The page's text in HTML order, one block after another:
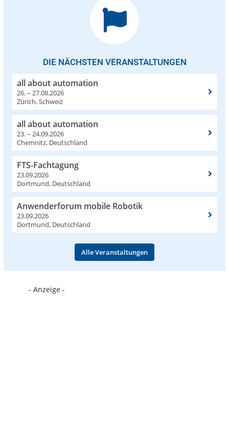
DIE NÄCHSTEN VERANSTALTUNGEN
all about automation
26. – 27.08.2026
Zürich, Schweiz
all about automation
23. – 24.09.2026
Chemnitz, Deutschland
FTS-Fachtagung
23.09.2026
Dortmund, Deutschland
Anwenderforum mobile Robotik
23.09.2026
Dortmund, Deutschland
Alle Veranstaltungen
- Anzeige -